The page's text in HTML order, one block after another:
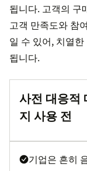
됩니다. 고객의 구
고객 만족도와 참
일 수 있어, 치열
됩니다.
사전 대응적
지 사용 전
기업은 흔히